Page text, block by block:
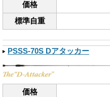
価格
標準自重
PSSS-70S Dアタッカー
価格